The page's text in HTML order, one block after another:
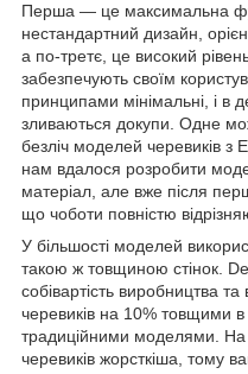
Перша — це максимальна
нестандартний дизайн,
а по-третє, це високий
забезпечують своїм
принципами мінімальні, і в
зливаються докупи. Одне
безліч моделей черевиків з
нам вдалося розробити
матеріал, але вже після
що чоботи повністю
У більшості моделей
такою ж товщиною стінок.
собівартість виробництва
черевиків на 10% товщими
традиційними моделями. На
черевиків жорсткіша, тому